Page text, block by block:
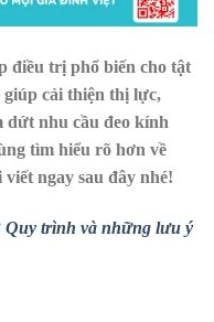
điều trị phổ biến cho tật
cải thiện thị lực,
dứt nhu cầu đeo kính
tìm hiểu rõ hơn về
ngay sau đây nhé!
Quy trình và những lưu ý